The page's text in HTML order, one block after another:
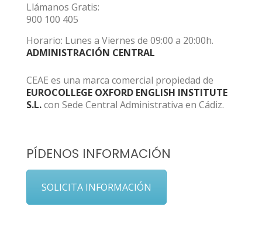
Llámanos Gratis:
900 100 405
Horario: Lunes a Viernes de 09:00 a 20:00h.
ADMINISTRACIÓN CENTRAL
CEAE es una marca comercial propiedad de
EUROCOLLEGE OXFORD ENGLISH INSTITUTE
S.L.con Sede Central Administrativa en Cádiz.
PÍDENOS INFORMACIÓN
SOLICITA INFORMACIÓN